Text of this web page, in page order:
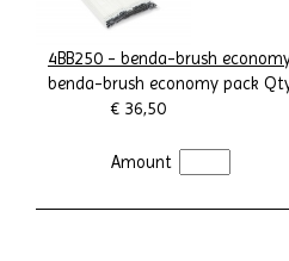
4BB250 - benda-brush
benda-brush economy pack
€ 36,50
Amount